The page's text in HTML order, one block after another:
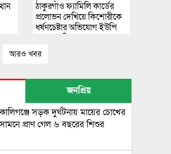
ঠাকুরগাঁও ফ্যামিলি কার্ডের
প্রলোভন দেখিয়ে কিশোরীকে
ধর্ষণচেষ্টার অভিযোগ ইউপি
আরও খবর
জনপ্রিয়
কালিগঞ্জে সড়ক দুর্ঘটনায় মায়ের চোখের
সামনে প্রাণ গেল ৬ বছরের শিশুর